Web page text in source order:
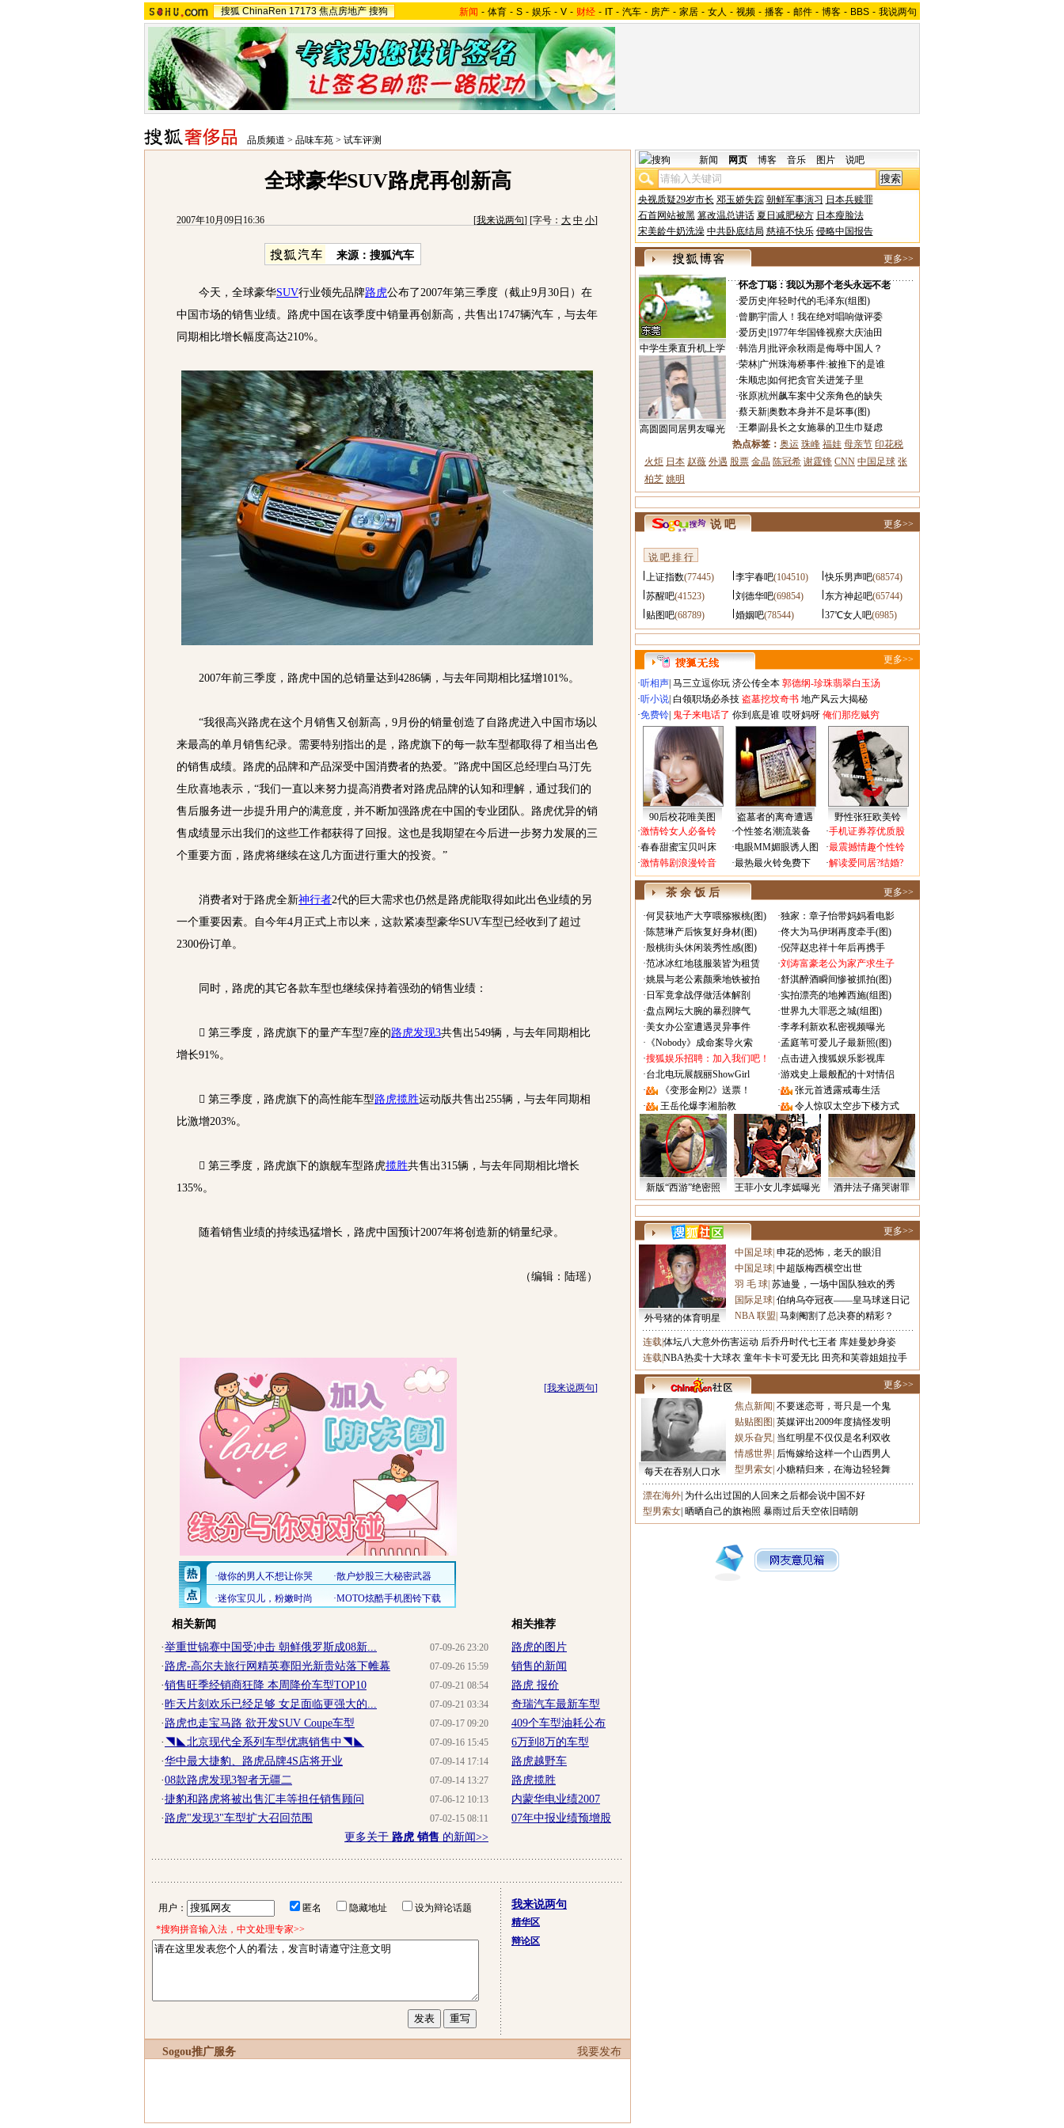
搜狐 ChinaRen 17173 焦点房地产 搜狗 新闻 - 体育 - S - 娱乐 - V - 财经 - IT - 汽车 - 房产 - 家居 - 女人 - 视频 - 播客 - 邮件 - 博客 - BBS - 我说两句
品质频道 > 品味车苑 > 试车评测
全球豪华SUV路虎再创新高
2007年10月09日16:36 [我来说两句] [字号： 大 中 小]
来源：搜狐汽车
今天，全球豪华SUV行业领先品牌路虎公布了2007年第三季度（截止9月30日）在
中国市场的销售业绩。路虎中国在该季度中销量再创新高，共售出1747辆汽车，与去年
同期相比增长幅度高达210%。
2007年前三季度，路虎中国的总销量达到4286辆，与去年同期相比猛增101%。
“我很高兴路虎在这个月销售又创新高，9月份的销量创造了自路虎进入中国市场以
来最高的单月销售纪录。需要特别指出的是，路虎旗下的每一款车型都取得了相当出色
的销售成绩。路虎的品牌和产品深受中国消费者的热爱。”路虎中国区总经理白马汀先
生欣喜地表示，“我们一直以来努力提高消费者对路虎品牌的认知和理解，通过我们的
售后服务进一步提升用户的满意度，并不断加强路虎在中国的专业团队。路虎优异的销
售成绩显示出我们的这些工作都获得了回报。这也是我期望在今后进一步努力发展的三
个重要方面，路虎将继续在这几方面进行重大的投资。”
消费者对于路虎全新神行者2代的巨大需求也仍然是路虎能取得如此出色业绩的另
一个重要因素。自今年4月正式上市以来，这款紧凑型豪华SUV车型已经收到了超过
2300份订单。
同时，路虎的其它各款车型也继续保持着强劲的销售业绩：
 第三季度，路虎旗下的量产车型7座的路虎发现3共售出549辆，与去年同期相比
增长91%。
 第三季度，路虎旗下的高性能车型路虎揽胜运动版共售出255辆，与去年同期相
比激增203%。
 第三季度，路虎旗下的旗舰车型路虎揽胜共售出315辆，与去年同期相比增长
135%。
随着销售业绩的持续迅猛增长，路虎中国预计2007年将创造新的销量纪录。
（编辑：陆瑶）
[我来说两句]
相关新闻
07-09-26 23:20
·举重世锦赛中国受冲击 朝鲜俄罗斯成08新...
07-09-26 15:59
· 路虎-高尔夫旅行网精英赛阳光新贵站落下帷幕
07-09-21 08:54
·销售旺季经销商狂降 本周降价车型TOP10
07-09-21 03:34
· 昨天片刻欢乐已经足够 女足面临更强大的...
07-09-17 09:20
· 路虎也走宝马路 欲开发SUV Coupe车型
07-09-16 15:45
· ◥◣北京现代全系列车型优惠销售中◥◣
07-09-14 17:14
·华中最大捷豹、路虎品牌4S店将开业
07-09-14 13:27
·08款路虎发现3智者无疆二
07-06-12 10:13
·捷豹和路虎将被出售汇丰等担任销售顾问
07-02-15 08:11
· 路虎"发现3"车型扩大召回范围
更多关于 路虎 销售 的新闻>>
相关推荐
路虎的图片
销售的新闻
路虎 报价
奇瑞汽车最新车型
409个车型油耗公布
6万到8万的车型
路虎越野车
路虎揽胜
内蒙华电业绩2007
07年中报业绩预增股
用户： 匿名 隐藏地址
设为辩论话题
*搜狗拼音输入法，中文处理专家>>
我来说两句
精华区
辩论区
我要发布
Sogou推广服务
新闻 网页 博客 音乐 图片 说吧
央视质疑29岁市长 邓玉娇失踪 朝鲜军事演习 日本兵赎罪
石首网站被黑 篡改温总讲话 夏日减肥秘方 日本瘦脸法
宋美龄牛奶洗澡 中共卧底结局 慈禧不快乐 侵略中国报告
更多>>
中学生乘直升机上学
高圆圆同居男友曝光
·怀念丁聪：我以为那个老头永远不老
·爱历史 年轻时代的毛泽东(组图)
·曾鹏宇|雷人！我在绝对唱响做评委
·爱历史 1977年华国锋视察大庆油田
·韩浩月 批评余秋雨是侮辱中国人？
·荣林| 广州珠海桥事件:被推下的是谁
·朱顺忠 如何把贪官关进笼子里
·张原|杭州飙车案中父亲角色的缺失
·蔡天新|奥数本身并不是坏事(图)
·王攀|副县长之女施暴的卫生巾疑虑
热点标签： 奥运 珠峰 福娃 母亲节 印花税
火炬 日本 赵薇 外遇 股票 金晶 陈冠希 谢霆锋 CNN 中国足球 张
柏芝 姚明
说 吧 更多>>
说 吧 排 行
上证指数(77445) 李宇春吧(104510) 快乐男声吧(68574)
苏醒吧(41523) 刘德华吧(69854) 东方神起吧(65744)
贴图吧(68789) 婚姻吧(78544) 37℃女人吧(6985)
更多>>
·听相声 马三立逗你玩 济公传全本 郭德纲-珍珠翡翠白玉汤
·听小说 白领职场必杀技 盗墓挖坟奇书 地产风云大揭秘
·免费铃 鬼子来电话了 你到底是谁 哎呀妈呀 俺们那疙贼穷
90后校花唯美图 盗墓者的离奇遭遇
野性张狂欧美铃
·激情铃女人必备铃
·春春甜蜜宝贝叫床
·激情韩剧浪漫铃音
·个性签名潮流装备
·电眼MM媚眼诱人图
·最热最火铃免费下
·手机证券荐优质股
·最震撼情趣个性铃
·解读爱同居?结婚?
茶 余 饭 后 更多>>
·何炅获地产大亨喂猕猴桃(图) ·独家：章子怡带妈妈看电影
·陈慧琳产后恢复好身材(图) ·佟大为马伊琍再度牵手(图)
·殷桃街头休闲装秀性感(图) ·倪萍赵忠祥十年后再携手
·范冰冰红地毯服装皆为租赁 ·刘涛富豪老公为家产求生子
·姚晨与老公素颜乘地铁被拍 ·舒淇醉酒瞬间惨被抓拍(图)
· 日军竟拿战俘做活体解剖 ·实拍漂亮的地摊西施(组图)
·盘点网坛大腕的暴烈脾气 ·世界九大罪恶之城(组图)
·美女办公室遭遇灵异事件 ·李孝利新欢私密视频曝光
· 《Nobody》成命案导火索 ·孟庭苇可爱儿子最新照(图)
·搜狐娱乐招聘：加入我们吧！ ·点击进入搜狐娱乐影视库
·台北电玩展靓丽ShowGirl ·游戏史上最般配的十对情侣
·
《变形金刚2》送票！ ·
张元首透露戒毒生活
·
王岳伦爆李湘胎教 · 令人惊叹太空步下楼方式
新版“西游”绝密照 王菲小女儿李嫣曝光 酒井法子痛哭谢罪
更多>>
外号猪的体育明星
中国足球 申花的恐怖，老天的眼泪
中国足球 中超版梅西横空出世
羽 毛 球 苏迪曼，一场中国队独欢的秀
国际足球 伯纳乌夺冠夜——皇马球迷日记
NBA 联盟 马刺阉割了总决赛的精彩？
连载体坛八大意外伤害运动 后乔丹时代七王者 库娃曼妙身姿
连载NBA热卖十大球衣 童年卡卡可爱无比 田亮和芙蓉姐姐拉手
更多>>
每天在吞别人口水
焦点新闻 不要迷恋哥，哥只是一个鬼
贴贴图图 英媒评出2009年度搞怪发明
娱乐旮旯 当红明星不仅仅是名利双收
情感世界 后悔嫁给这样一个山西男人
型男索女 小糖精归来，在海边轻轻舞
漂在海外 为什么出过国的人回来之后都会说中国不好
型男索女 晒晒自己的旗袍照 暴雨过后天空依旧晴朗